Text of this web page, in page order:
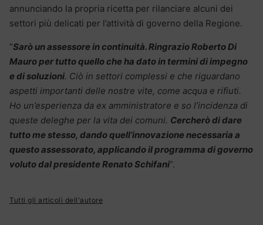
annunciando la propria ricetta per rilanciare alcuni dei
settori più delicati per l’attività di governo della Regione.
“Sarò un assessore in continuità. Ringrazio Roberto Di
Mauro per tutto quello che ha dato in termini di impegno
e di soluzioni. Ciò in settori complessi e che riguardano
aspetti importanti delle nostre vite, come acqua e rifiuti.
Ho un’esperienza da ex amministratore e so l’incidenza di
queste deleghe per la vita dei comuni. Cercherò di dare
tutto me stesso, dando quell’innovazione necessaria a
questo assessorato, applicando il programma di governo
voluto dal presidente Renato Schifani“.
Tutti gli articoli dell'autore